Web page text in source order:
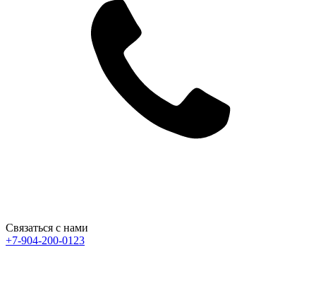
Связаться с нами
+7-904-200-0123